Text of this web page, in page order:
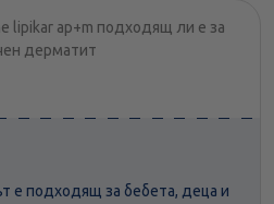
lipikar ap+m подходящ ли е за
дерматит
е подходящ за бебета, деца и